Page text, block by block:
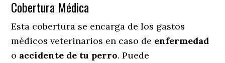
Cobertura Médica
Esta cobertura se encarga de los gastos
médicos veterinarios en caso de enfermedad
o accidente de tu perro. Puede